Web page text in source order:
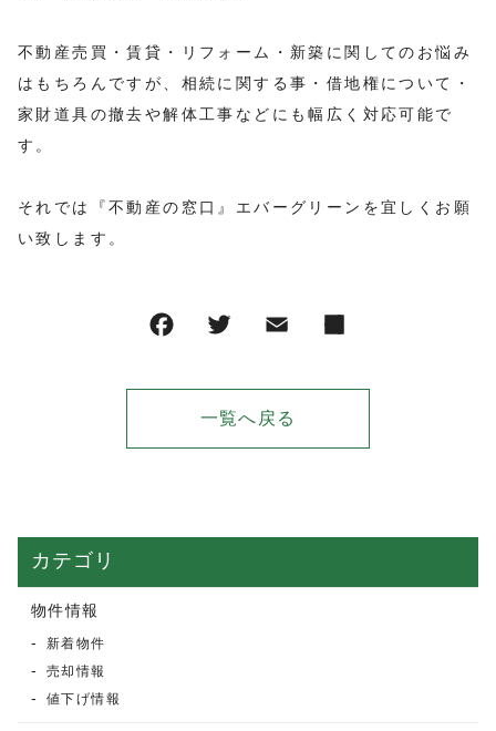
不動産売買・賃貸・リフォーム・新築に関してのお悩み
はもちろんですが、相続に関する事・借地権について・
家財道具の撤去や解体工事などにも幅広く対応可能で
す。
それでは『不動産の窓口』エバーグリーンを宜しくお願
い致します。
一覧へ戻る
カテゴリ
物件情報
新着物件
売却情報
値下げ情報